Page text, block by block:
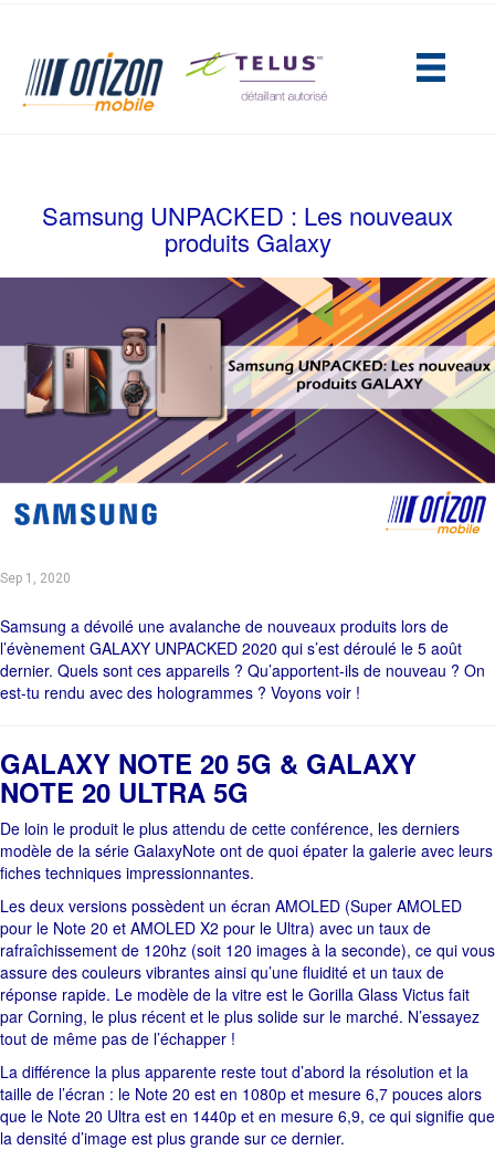
(opens in new tab)
Samsung UNPACKED : Les nouveaux
produits Galaxy
Sep 1, 2020
Samsung a dévoilé une avalanche de nouveaux produits lors de
l’évènement GALAXY UNPACKED 2020 qui s’est déroulé le 5 août
dernier. Quels sont ces appareils ? Qu’apportent-ils de nouveau ? On
est-tu rendu avec des hologrammes ? Voyons voir !
GALAXY NOTE 20 5G & GALAXY
NOTE 20 ULTRA 5G
De loin le produit le plus attendu de cette conférence, les derniers
modèle de la série GalaxyNote ont de quoi épater la galerie avec leurs
fiches techniques impressionnantes.
Les deux versions possèdent un écran AMOLED (Super AMOLED
pour le Note 20 et AMOLED X2 pour le Ultra) avec un taux de
rafraîchissement de 120hz (soit 120 images à la seconde), ce qui vous
assure des couleurs vibrantes ainsi qu’une fluidité et un taux de
réponse rapide. Le modèle de la vitre est le Gorilla Glass Victus fait
par Corning, le plus récent et le plus solide sur le marché. N’essayez
tout de même pas de l’échapper !
La différence la plus apparente reste tout d’abord la résolution et la
taille de l’écran : le Note 20 est en 1080p et mesure 6,7 pouces alors
que le Note 20 Ultra est en 1440p et en mesure 6,9, ce qui signifie que
la densité d’image est plus grande sur ce dernier.